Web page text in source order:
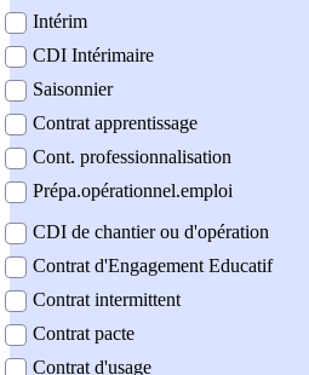
Intérim
CDI Intérimaire
Saisonnier
Contrat apprentissage
Cont. professionnalisation
Prépa.opérationnel.emploi
CDI de chantier ou d'opération
Contrat d'Engagement Educatif
Contrat intermittent
Contrat pacte
Contrat d'usage